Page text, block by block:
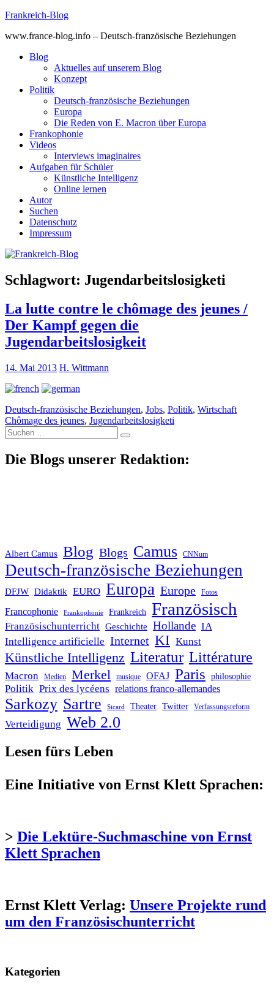
Skip
content
Frankreich-Blog
www.france-blog.info – Deutsch-französische Beziehungen
Blog
Aktuelles auf unserem Blog
Konzept
Politik
Deutsch-französische Beziehungen
Europa
Die Reden von E. Macron über Europa
Frankophonie
Videos
Interviews imaginaires
Aufgaben für Schüler
Künstliche Intelligenz
Online lernen
Autor
Suchen
Datenschutz
Impressum
Schlagwort: Jugendarbeitslosigketi
La lutte contre le chômage des jeunes /
Der Kampf gegen die
Jugendarbeitslosigkeit
14. Mai 2013 H. Wittmann
Deutsch-französische Beziehungen, Jobs, Politik, Wirtschaft
Chômage des jeunes, Jugendarbeitslosigketi
Suche
nach:
Die Blogs unserer Redaktion:
Albert Camus Blog Blogs Camus CNNum
Deutsch-französische Beziehungen
DFJW Didaktik EURO Europa Europe Fotos
Francophonie Frankophonie Frankreich Französisch
Französischunterricht Geschichte Hollande IA
Intelligence artificielle Internet KI Kunst
Künstliche Intelligenz Literatur Littérature
Macron Medien Merkel musique OFAJ Paris philosophie
Politik Prix des lycéens relations franco-allemandes
Sarkozy Sartre Sicard Theater Twitter Verfassungsreform
Verteidigung Web 2.0
Lesen fürs Leben
Eine Initiative von Ernst Klett Sprachen:
> Die Lektüre-Suchmaschine von Ernst
Klett Sprachen
Ernst Klett Verlag: Unsere Projekte rund
um den Französischunterricht
Kategorien